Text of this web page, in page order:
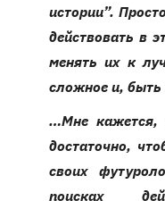
истории”.
действовать в
менять их к
сложное и,
…Мне кажется,
достаточно,
своих
поисках